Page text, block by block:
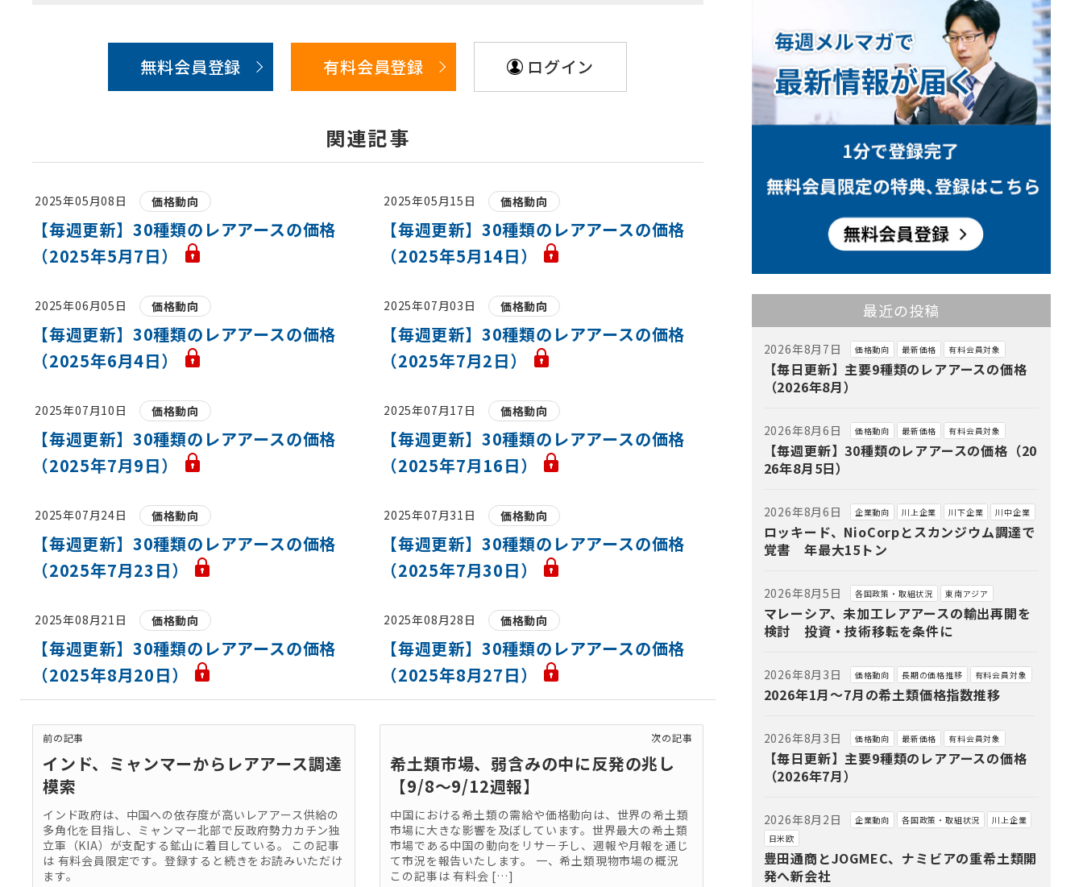
無料会員登録 有料会員登録 ログイン
関連記事
2025年05月08日 価格動向
【毎週更新】30種類のレアアースの価格
（2025年5月7日）
2025年05月15日 価格動向
【毎週更新】30種類のレアアースの価格
（2025年5月14日）
2025年06月05日 価格動向
【毎週更新】30種類のレアアースの価格
（2025年6月4日）
2025年07月03日 価格動向
【毎週更新】30種類のレアアースの価格
（2025年7月2日）
2025年07月10日 価格動向
【毎週更新】30種類のレアアースの価格
（2025年7月9日）
2025年07月17日 価格動向
【毎週更新】30種類のレアアースの価格
（2025年7月16日）
2025年07月24日 価格動向
【毎週更新】30種類のレアアースの価格
（2025年7月23日）
2025年07月31日 価格動向
【毎週更新】30種類のレアアースの価格
（2025年7月30日）
2025年08月21日 価格動向
【毎週更新】30種類のレアアースの価格
（2025年8月20日）
2025年08月28日 価格動向
【毎週更新】30種類のレアアースの価格
（2025年8月27日）
前の記事
インド、ミャンマーからレアアース調達
模索
インド政府は、中国への依存度が高いレアアース供給の
多角化を目指し、ミャンマー北部で反政府勢力カチン独
立軍（KIA）が支配する鉱山に着目している。 この記事
は 有料会員限定です。登録すると続きをお読みいただけ
ます。
次の記事
希土類市場、弱含みの中に反発の兆し
【9/8～9/12週報】
中国における希土類の需給や価格動向は、世界の希土類
市場に大きな影響を及ぼしています。世界最大の希土類
市場である中国の動向をリサーチし、週報や月報を通じ
て市況を報告いたします。 一、希土類現物市場の概況
この記事は 有料会 […]
最近の投稿
2026年8月7日 価格動向 最新価格 有料会員対象
【毎日更新】主要9種類のレアアースの価格
（2026年8月）
2026年8月6日 価格動向 最新価格 有料会員対象
【毎週更新】30種類のレアアースの価格（20
26年8月5日）
2026年8月6日 企業動向 川上企業 川下企業 川中企業
ロッキード、NioCorpとスカンジウム調達で
覚書 年最大15トン
2026年8月5日 各国政策・取組状況 東南アジア
マレーシア、未加工レアアースの輸出再開を
検討 投資・技術移転を条件に
2026年8月3日 価格動向 長期の価格推移 有料会員対象
2026年1月～7月の希土類価格指数推移
2026年8月3日 価格動向 最新価格 有料会員対象
【毎日更新】主要9種類のレアアースの価格
（2026年7月）
2026年8月2日 企業動向 各国政策・取組状況
川上企業
日米欧
豊田通商とJOGMEC、ナミビアの重希土類開
発へ新会社